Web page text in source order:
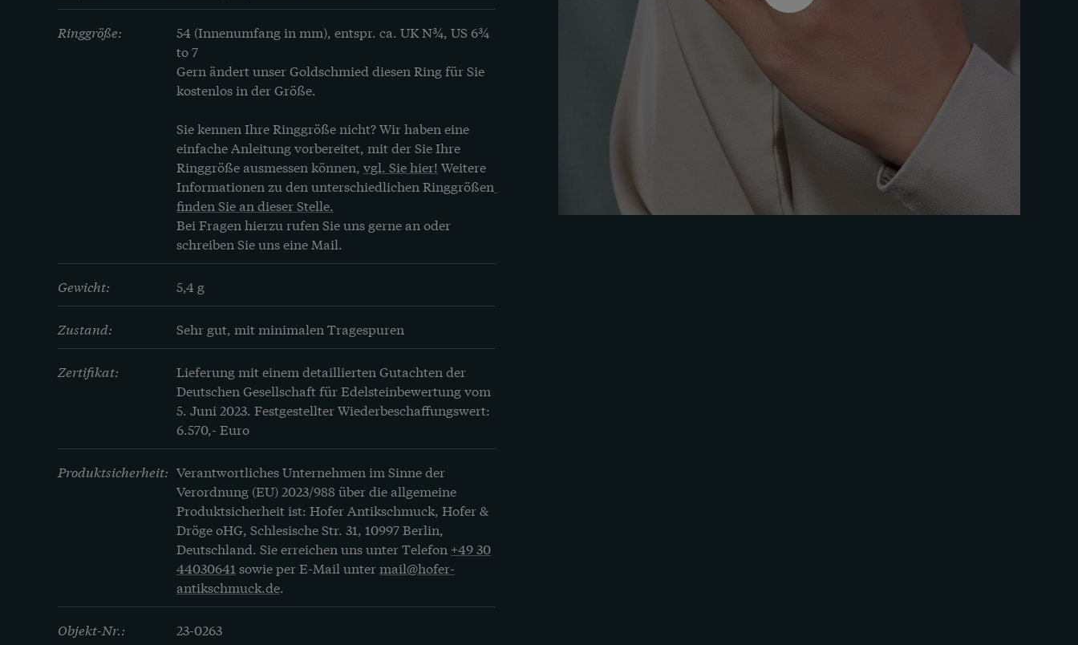
Ringgröße:
54 (Innenumfang in mm), entspr. ca. UK N¾, US 6¾
to 7
Gern ändert unser Goldschmied diesen Ring für Sie
kostenlos in der Größe.
Sie kennen Ihre Ringgröße nicht? Wir haben eine
einfache Anleitung vorbereitet, mit der Sie Ihre
Ringgröße ausmessen können, vgl. Sie hier! Weitere
Informationen zu den unterschiedlichen Ringgrößen
finden Sie an dieser Stelle.
Bei Fragen hierzu rufen Sie uns gerne an oder
schreiben Sie uns eine Mail.
Gewicht: 5,4 g
Zustand: Sehr gut, mit minimalen Tragespuren
Zertifikat:
Lieferung mit einem detaillierten Gutachten der
Deutschen Gesellschaft für Edelsteinbewertung vom
5. Juni 2023. Festgestellter Wiederbeschaffungswert:
6.570,- Euro
Produktsicherheit: Verantwortliches Unternehmen im Sinne der
Verordnung (EU) 2023/988 über die allgemeine
Produktsicherheit ist: Hofer Antikschmuck, Hofer &
Dröge oHG, Schlesische Str. 31, 10997 Berlin,
Deutschland. Sie erreichen uns unter Telefon +49 30
44030641 sowie per E-Mail untermail@hofer-
antikschmuck.de.
Objekt-Nr.: 23-0263